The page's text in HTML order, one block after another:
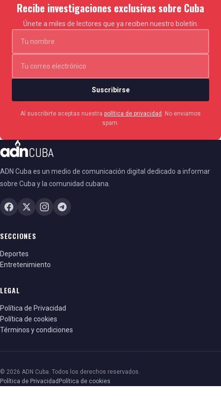
Recibe investigaciones exclusivas sobre Cuba
Únete a miles de lectores que ya reciben nuestro boletín.
Suscribirse
Al suscribirte aceptas nuestra política de privacidad . No enviamos
spam.
ADN Cuba es un medio de comunicación digital dedicado a informar
sobre Cuba y la comunidad cubana.
SECCIONES
Deportes
Entretenimiento
LEGAL
Política de Privacidad
Política de cookies
Términos y condiciones
© 2026 ADN Cuba. Todos los derechos reservados.
Política de Privacidad Política de cookies